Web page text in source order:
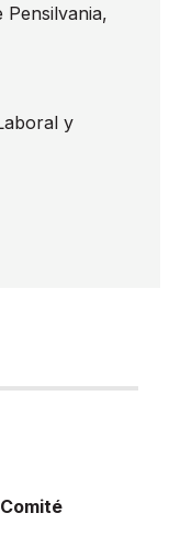
Pensilvania,
y